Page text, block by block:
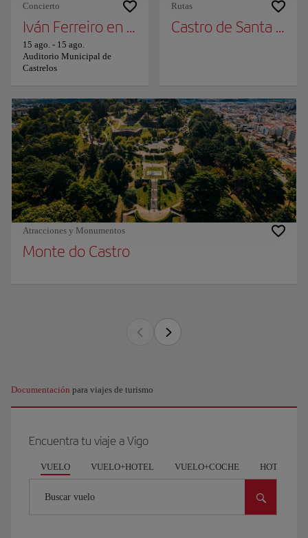
Concierto
Iván Ferreiro en Concierto en Vigo
15 ago. - 15 ago.
Auditorio Municipal de
Castrelos
Rutas
Castro de Santa
Atracciones y Monumentos
Monte do Castro
Documentación para viajes de turismo
Encuentra tu viaje a Vigo
VUELO VUELO+HOTEL VUELO+COCHE HOTEL
Buscar vuelo